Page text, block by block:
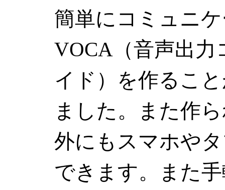
簡単にコミュニ
VOCA（音声出
イド）を作るこ
ました。また作
外にもスマホや
できます。また